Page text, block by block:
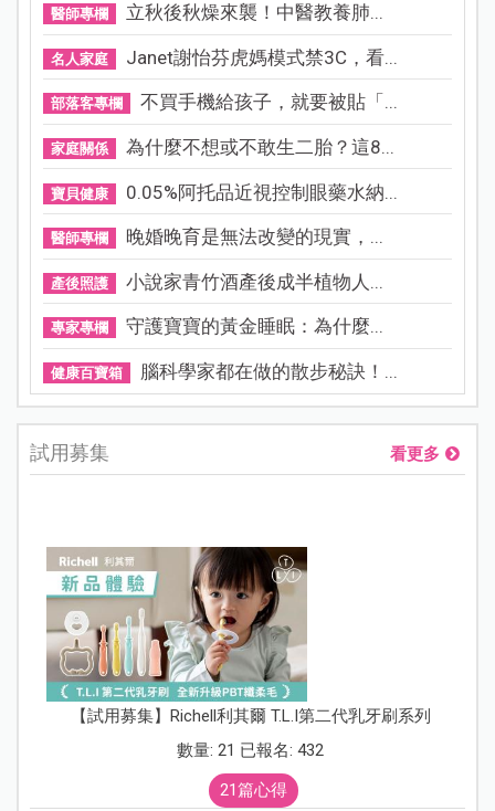
醫師專欄 立秋後秋燥來襲！中醫教養肺...
名人家庭 Janet謝怡芬虎媽模式禁3C，看...
部落客專欄 不買手機給孩子，就要被貼「...
家庭關係 為什麼不想或不敢生二胎？這8...
寶貝健康 0.05%阿托品近視控制眼藥水納...
醫師專欄 晚婚晚育是無法改變的現實，...
產後照護 小說家青竹酒產後成半植物人...
專家專欄 守護寶寶的黃金睡眠：為什麼...
健康百寶箱 腦科學家都在做的散步秘訣！...
試用募集 看更多
【試用募集】Richell利其爾 T.L.I第二代乳牙刷系列
數量: 21 已報名: 432
21篇心得